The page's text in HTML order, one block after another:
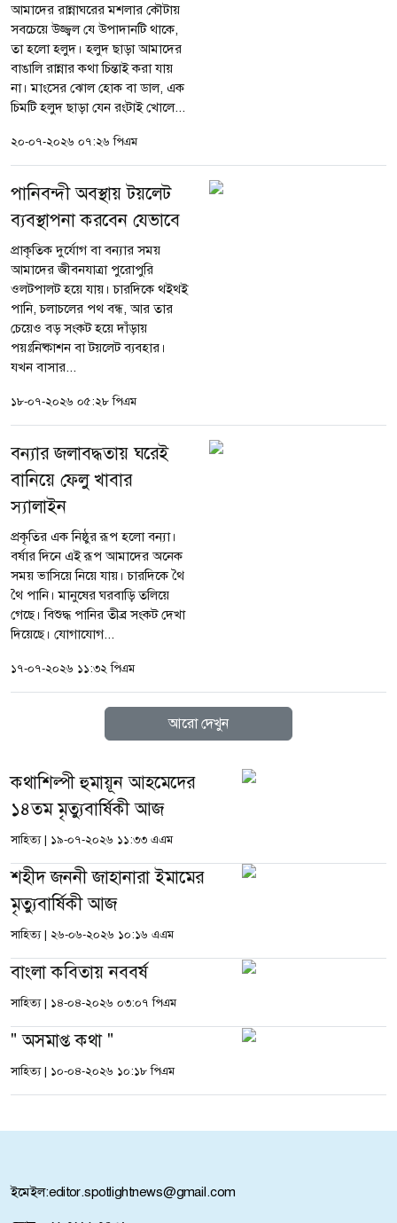
আমাদের রান্নাঘরের মশলার কৌটায়
সবচেয়ে উজ্জ্বল যে উপাদানটি থাকে,
তা হলো হলুদ। হলুদ ছাড়া আমাদের
বাঙালি রান্নার কথা চিন্তাই করা যায়
না। মাংসের ঝোল হোক বা ডাল, এক
চিমটি হলুদ ছাড়া যেন রংটাই খোলে...
২০-০৭-২০২৬ ০৭:২৬ পিএম
পানিবন্দী অবস্থায় টয়লেট
ব্যবস্থাপনা করবেন যেভাবে
প্রাকৃতিক দুর্যোগ বা বন্যার সময়
আমাদের জীবনযাত্রা পুরোপুরি
ওলটপালট হয়ে যায়। চারদিকে থইথই
পানি, চলাচলের পথ বন্ধ, আর তার
চেয়েও বড় সংকট হয়ে দাঁড়ায়
পয়ঃনিষ্কাশন বা টয়লেট ব্যবহার।
যখন বাসার...
১৮-০৭-২০২৬ ০৫:২৮ পিএম
বন্যার জলাবদ্ধতায় ঘরেই
বানিয়ে ফেলু খাবার
স্যালাইন
প্রকৃতির এক নিষ্ঠুর রূপ হলো বন্যা।
বর্ষার দিনে এই রূপ আমাদের অনেক
সময় ভাসিয়ে নিয়ে যায়। চারদিকে থৈ
থৈ পানি। মানুষের ঘরবাড়ি তলিয়ে
গেছে। বিশুদ্ধ পানির তীব্র সংকট দেখা
দিয়েছে। যোগাযোগ...
১৭-০৭-২০২৬ ১১:৩২ পিএম
আরো দেখুন
কথাশিল্পী হুমায়ূন আহমেদের
১৪তম মৃত্যুবার্ষিকী আজ
সাহিত্য| ১৯-০৭-২০২৬ ১১:৩৩ এএম
শহীদ জননী জাহানারা ইমামের
মৃত্যুবার্ষিকী আজ
সাহিত্য| ২৬-০৬-২০২৬ ১০:১৬ এএম
বাংলা কবিতায় নববর্ষ
সাহিত্য| ১৪-০৪-২০২৬ ০৩:০৭ পিএম
" অসমাপ্ত কথা "
সাহিত্য| ১০-০৪-২০২৬ ১০:১৮ পিএম
ইমেইল:editor.spotlightnews@gmail.com